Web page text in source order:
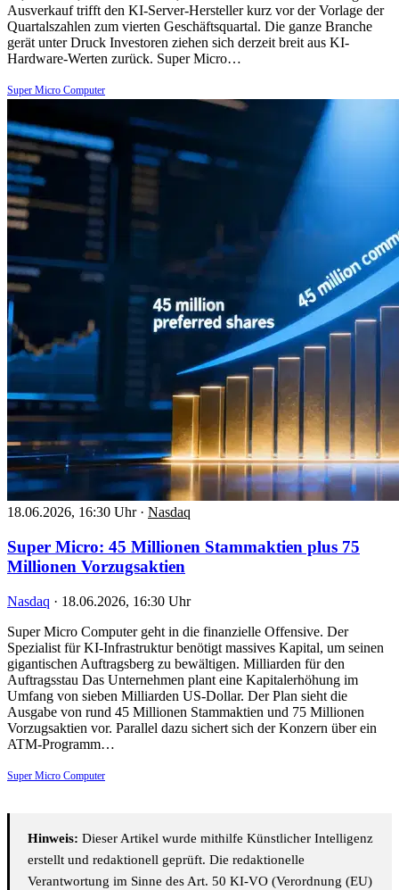
Ausverkauf trifft den KI-Server-Hersteller kurz vor der Vorlage der
Quartalszahlen zum vierten Geschäftsquartal. Die ganze Branche
gerät unter Druck Investoren ziehen sich derzeit breit aus KI-
Hardware-Werten zurück. Super Micro…
Super Micro Computer
18.06.2026, 16:30 Uhr · Nasdaq
Super Micro: 45 Millionen Stammaktien plus 75
Millionen Vorzugsaktien
Nasdaq · 18.06.2026, 16:30 Uhr
Super Micro Computer geht in die finanzielle Offensive. Der
Spezialist für KI-Infrastruktur benötigt massives Kapital, um seinen
gigantischen Auftragsberg zu bewältigen. Milliarden für den
Auftragsstau Das Unternehmen plant eine Kapitalerhöhung im
Umfang von sieben Milliarden US-Dollar. Der Plan sieht die
Ausgabe von rund 45 Millionen Stammaktien und 75 Millionen
Vorzugsaktien vor. Parallel dazu sichert sich der Konzern über ein
ATM-Programm…
Super Micro Computer
Hinweis: Dieser Artikel wurde mithilfe Künstlicher Intelligenz
erstellt und redaktionell geprüft. Die redaktionelle
Verantwortung im Sinne des Art. 50 KI-VO (Verordnung (EU)